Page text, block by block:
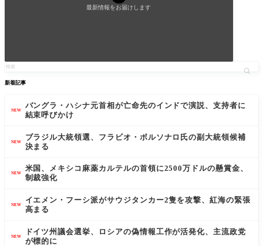
最新情報をお届けします
新着記事
NEW
バングラ・ハシナ元首相が亡命先のインドで演説、支持者に
結束呼びかけ
NEW
ブラジル大統領選、フラビオ・ボルソナロ氏の副大統領候補
決まる
NEW
米国、メキシコ麻薬カルテルの首領に2500万ドルの懸賞金、
制裁強化
NEW
イエメン・フーシ派がサウジタンカー2隻を攻撃、紅海の緊張
高まる
NEW
ドイツ州議会選挙、ロシアの偽情報工作が活発化、主流政党
が標的に